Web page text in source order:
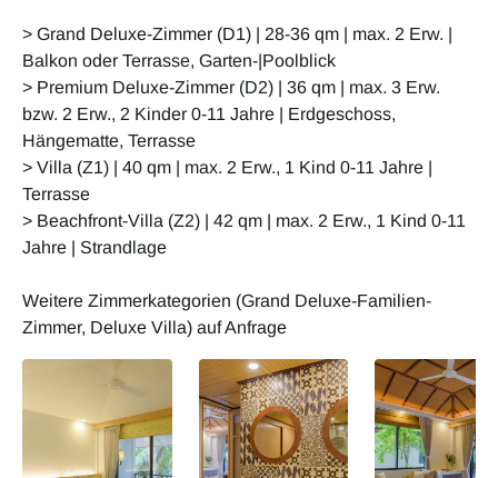
> Grand Deluxe-Zimmer (D1) | 28-36 qm | max. 2 Erw. |
Balkon oder Terrasse, Garten-|Poolblick
> Premium Deluxe-Zimmer (D2) | 36 qm | max. 3 Erw.
bzw. 2 Erw., 2 Kinder 0-11 Jahre | Erdgeschoss,
Hängematte, Terrasse
> Villa (Z1) | 40 qm | max. 2 Erw., 1 Kind 0-11 Jahre |
Terrasse
> Beachfront-Villa (Z2) | 42 qm | max. 2 Erw., 1 Kind 0-11
Jahre | Strandlage
Weitere Zimmerkategorien (Grand Deluxe-Familien-
Zimmer, Deluxe Villa) auf Anfrage